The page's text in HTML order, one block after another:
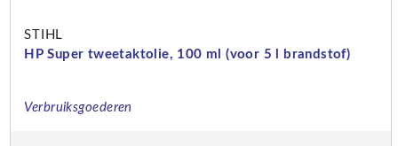
STIHL
HP Super tweetaktolie, 100 ml (voor 5 l brandstof)
Verbruiksgoederen